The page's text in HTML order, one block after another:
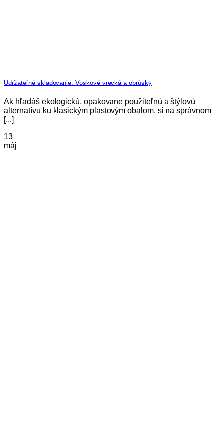
Udržateľné skladovanie: Voskové vrecká a obrúsky
Ak hľadáš ekologickú, opakovane použiteľnú a štýlovú
alternatívu ku klasickým plastovým obalom, si na správnom
[...]
13
máj